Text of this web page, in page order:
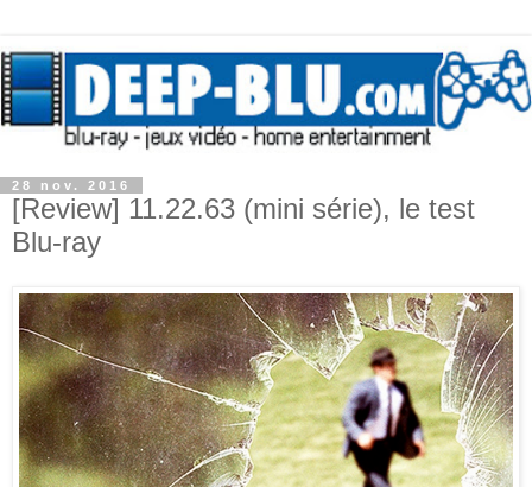
28 nov. 2016
[Review] 11.22.63 (mini série), le test
Blu-ray